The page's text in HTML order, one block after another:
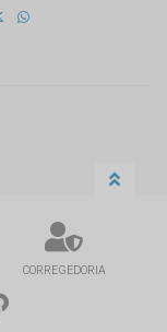
CORREGEDORIA